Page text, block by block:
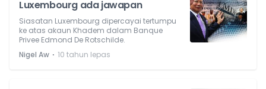
Luxembourg ada jawapan
Siasatan Luxembourg dipercayai tertumpu
ke atas akaun Khadem dalam Banque
Privee Edmond De Rotschilde.
Nigel Aw ⋅ 10 tahun lepas